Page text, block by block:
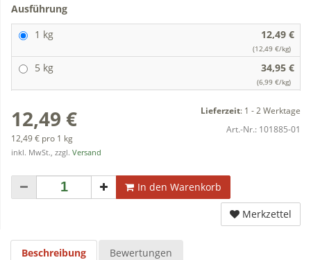
Ausführung
1 kg
12,49 €
(12,49 €/kg)
5 kg 34,95 €
(6,99 €/kg)
12,49 €
12,49 € pro 1 kg
inkl. MwSt., zzgl. Versand
Lieferzeit: 1 - 2 Werktage
Art.-Nr.: 101885-01
In den Warenkorb
Merkzettel
Beschreibung Bewertungen